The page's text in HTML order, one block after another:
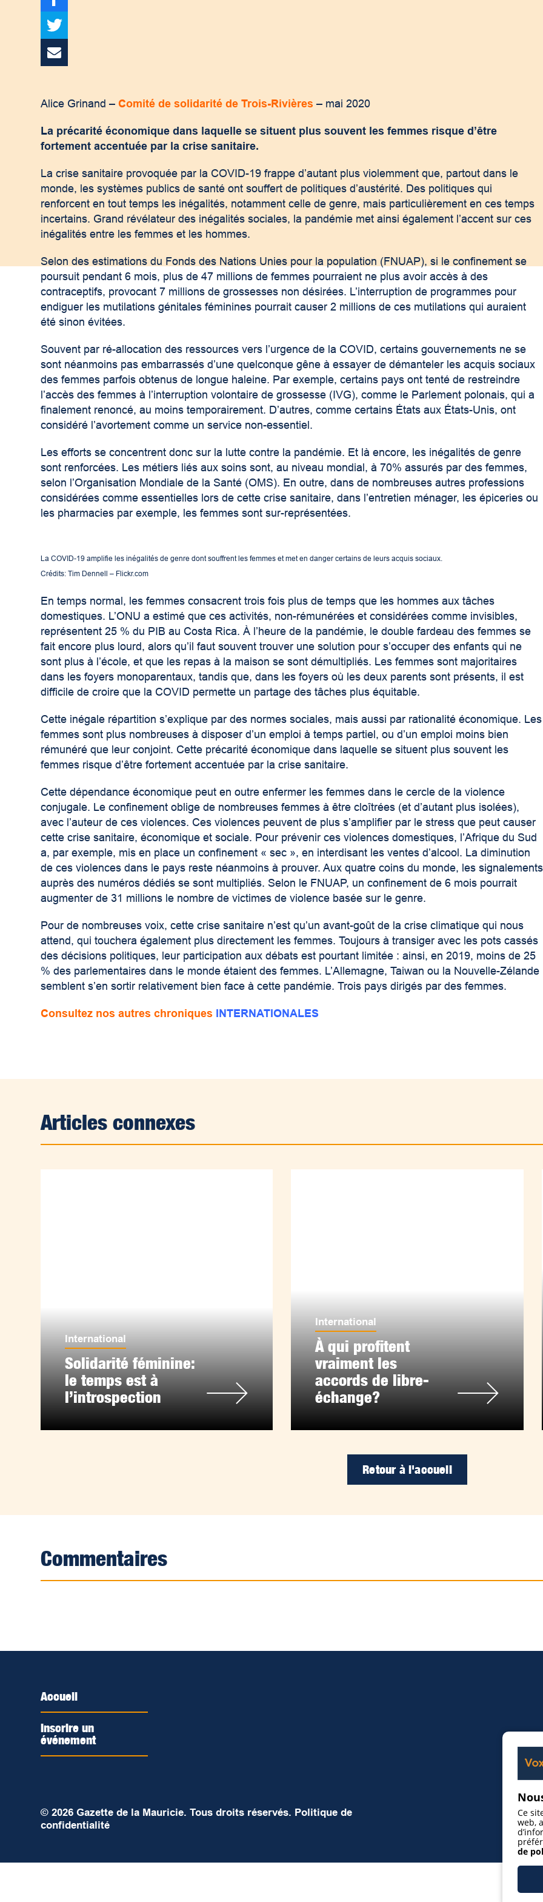
Alice Grinand –Comité de solidarité de Trois-Rivières – mai 2020
La précarité économique dans laquelle se situent plus souvent les femmes risque d’être
fortement accentuée par la crise sanitaire.
La crise sanitaire provoquée par la COVID-19 frappe d’autant plus violemment que, partout dans le
monde, les systèmes publics de santé ont souffert de politiques d’austérité. Des politiques qui
renforcent en tout temps les inégalités, notamment celle de genre, mais particulièrement en ces temps
incertains. Grand révélateur des inégalités sociales, la pandémie met ainsi également l’accent sur ces
inégalités entre les femmes et les hommes.
Selon des estimations du Fonds des Nations Unies pour la population (FNUAP), si le confinement se
poursuit pendant 6 mois, plus de 47 millions de femmes pourraient ne plus avoir accès à des
contraceptifs, provocant 7 millions de grossesses non désirées. L’interruption de programmes pour
endiguer les mutilations génitales féminines pourrait causer 2 millions de ces mutilations qui auraient
été sinon évitées.
Souvent par ré-allocation des ressources vers l’urgence de la COVID, certains gouvernements ne se
sont néanmoins pas embarrassés d’une quelconque gêne à essayer de démanteler les acquis sociaux
des femmes parfois obtenus de longue haleine. Par exemple, certains pays ont tenté de restreindre
l’accès des femmes à l’interruption volontaire de grossesse (IVG), comme le Parlement polonais, qui a
finalement renoncé, au moins temporairement. D’autres, comme certains États aux États-Unis, ont
considéré l’avortement comme un service non-essentiel.
Les efforts se concentrent donc sur la lutte contre la pandémie. Et là encore, les inégalités de genre
sont renforcées. Les métiers liés aux soins sont, au niveau mondial, à 70% assurés par des femmes,
selon l’Organisation Mondiale de la Santé (OMS). En outre, dans de nombreuses autres professions
considérées comme essentielles lors de cette crise sanitaire, dans l’entretien ménager, les épiceries ou
les pharmacies par exemple, les femmes sont sur-représentées.
La COVID-19 amplifie les inégalités de genre dont souffrent les femmes et met en danger certains de leurs acquis sociaux.
Crédits: Tim Dennell – Flickr.com
En temps normal, les femmes consacrent trois fois plus de temps que les hommes aux tâches
domestiques. L’ONU a estimé que ces activités, non-rémunérées et considérées comme invisibles,
représentent 25 % du PIB au Costa Rica. À l’heure de la pandémie, le double fardeau des femmes se
fait encore plus lourd, alors qu’il faut souvent trouver une solution pour s’occuper des enfants qui ne
sont plus à l’école, et que les repas à la maison se sont démultipliés. Les femmes sont majoritaires
dans les foyers monoparentaux, tandis que, dans les foyers où les deux parents sont présents, il est
difficile de croire que la COVID permette un partage des tâches plus équitable.
Cette inégale répartition s’explique par des normes sociales, mais aussi par rationalité économique. Les
femmes sont plus nombreuses à disposer d’un emploi à temps partiel, ou d’un emploi moins bien
rémunéré que leur conjoint. Cette précarité économique dans laquelle se situent plus souvent les
femmes risque d’être fortement accentuée par la crise sanitaire.
Cette dépendance économique peut en outre enfermer les femmes dans le cercle de la violence
conjugale. Le confinement oblige de nombreuses femmes à être cloîtrées (et d’autant plus isolées),
avec l’auteur de ces violences. Ces violences peuvent de plus s’amplifier par le stress que peut causer
cette crise sanitaire, économique et sociale. Pour prévenir ces violences domestiques, l’Afrique du Sud
a, par exemple, mis en place un confinement « sec », en interdisant les ventes d’alcool. La diminution
de ces violences dans le pays reste néanmoins à prouver. Aux quatre coins du monde, les signalements
auprès des numéros dédiés se sont multipliés. Selon le FNUAP, un confinement de 6 mois pourrait
augmenter de 31 millions le nombre de victimes de violence basée sur le genre.
Pour de nombreuses voix, cette crise sanitaire n’est qu’un avant-goût de la crise climatique qui nous
attend, qui touchera également plus directement les femmes. Toujours à transiger avec les pots cassés
des décisions politiques, leur participation aux débats est pourtant limitée : ainsi, en 2019, moins de 25
% des parlementaires dans le monde étaient des femmes. L’Allemagne, Taiwan ou la Nouvelle-Zélande
semblent s’en sortir relativement bien face à cette pandémie. Trois pays dirigés par des femmes.
Consultez nos autres chroniques INTERNATIONALES
Articles connexes
International
Solidarité féminine:
le temps est à
l’introspection
International
À qui profitent
vraiment les
accords de libre-
échange?
Retour à l'accueil
Commentaires
Accueil
Inscrire un
événement
© 2026 Gazette de la Mauricie. Tous droits réservés. Politique de
confidentialité
Ce
web,
de